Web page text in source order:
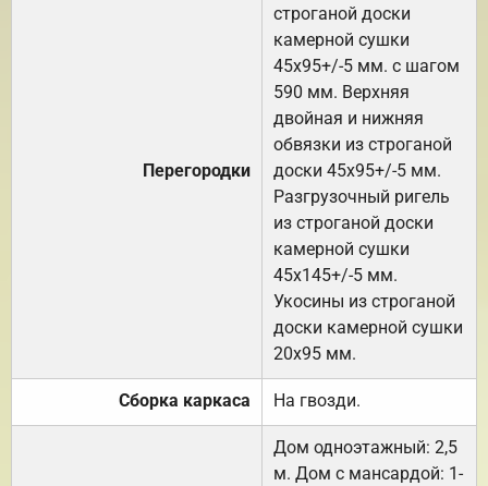
Перегородки
строганой доски
камерной сушки
45х95+/-5 мм. с шагом
590 мм. Верхняя
двойная и нижняя
обвязки из строганой
доски 45х95+/-5 мм.
Разгрузочный ригель
из строганой доски
камерной сушки
45х145+/-5 мм.
Укосины из строганой
доски камерной сушки
20х95 мм.
Сборка каркаса На гвозди.
Дом одноэтажный: 2,5
м. Дом с мансардой: 1-